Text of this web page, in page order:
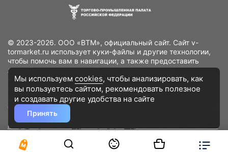
© 2023-2026. ООО «ВТМ», официальный сайт. Сайт v-
tormarket.ru использует куки-файлы и другие технологии,
чтобы помочь вам в навигации, а также предоставить
лучший пользовательский опыт, анализировать
использование наших продуктов и услуг, повысить
качество рекламных и маркетинговых активностей. Если
Вы не хотите, чтобы Ваши пользовательские данные
обрабатывались, пожалуйста, ограничьте их использование
в своём браузере.
конфиденциальности
Разработано DST Global
Мы используем cookies, чтобы анализировать, как
вы пользуетесь сайтом, рекомендовать полезное
и создавать другие удобства на сайте
Принять